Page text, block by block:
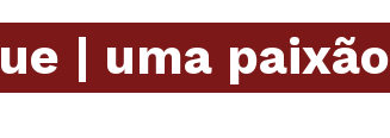
| uma paixão